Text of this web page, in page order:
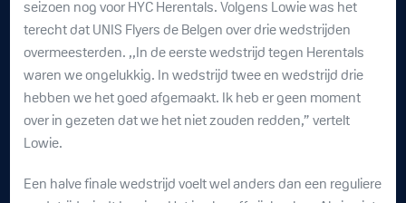
seizoen nog voor HYC Herentals. Volgens Lowie was het
terecht dat UNIS Flyers de Belgen over drie wedstrijden
overmeesterden. ,,In de eerste wedstrijd tegen Herentals
waren we ongelukkig. In wedstrijd twee en wedstrijd drie
hebben we het goed afgemaakt. Ik heb er geen moment
over in gezeten dat we het niet zouden redden,” vertelt
Lowie.
Een halve finale wedstrijd voelt wel anders dan een reguliere